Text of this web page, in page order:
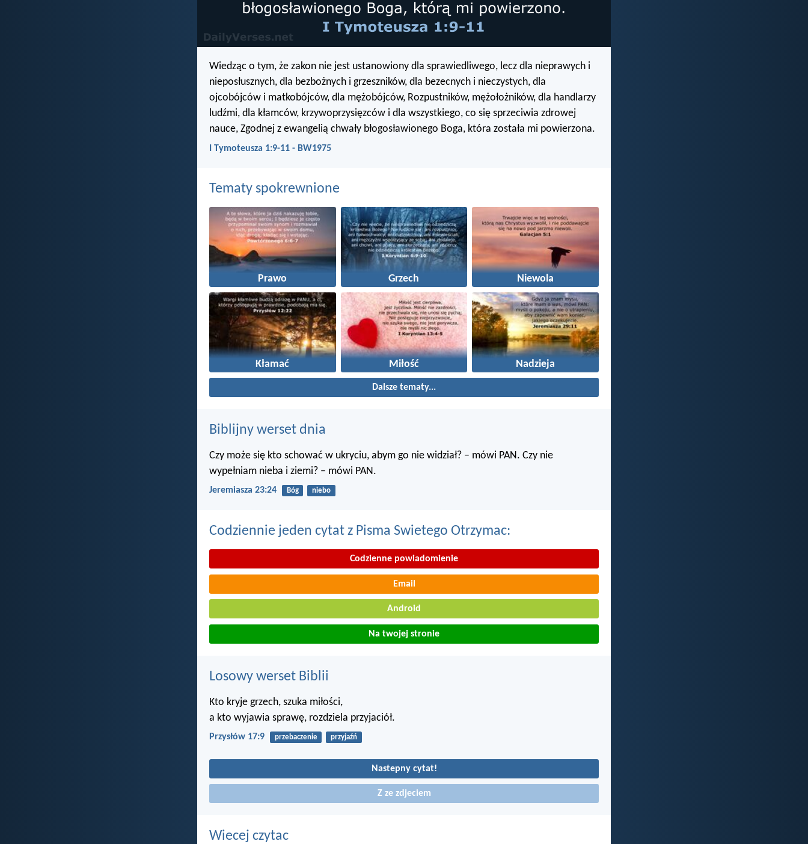
Wiedząc o tym, że zakon nie jest ustanowiony dla sprawiedliwego, lecz dla nieprawych i
nieposłusznych, dla bezbożnych i grzeszników, dla bezecnych i nieczystych, dla
ojcobójców i matkobójców, dla mężobójców, Rozpustników, mężołożników, dla handlarzy
ludźmi, dla kłamców, krzywoprzysięzców i dla wszystkiego, co się sprzeciwia zdrowej
nauce, Zgodnej z ewangelią chwały błogosławionego Boga, która została mi powierzona.
I Tymoteusza 1:9-11 - BW1975
Tematy spokrewnione
Prawo Grzech Niewola
Kłamać Miłość Nadzieja
Dalsze tematy...
Biblijny werset dnia
Czy może się kto schować w ukryciu, abym go nie widział? – mówi PAN. Czy nie
wypełniam nieba i ziemi? – mówi PAN.
Jeremiasza 23:24 Bóg niebo
Codziennie jeden cytat z Pisma Swietego Otrzymac:
Codzienne powiadomienie
Email
Android
Na twojej stronie
Losowy werset Biblii
Kto kryje grzech, szuka miłości,
a kto wyjawia sprawę, rozdziela przyjaciół.
Przysłów 17:9 przebaczenie przyjaźń
Nastepny cytat!
Z ze zdjeciem
Wiecej czytac